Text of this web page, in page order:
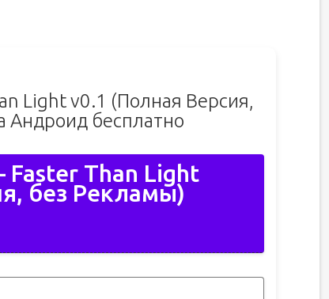
Light v0.1 (Полная Версия,
Андроид бесплатно
Faster Than Light
без Рекламы)